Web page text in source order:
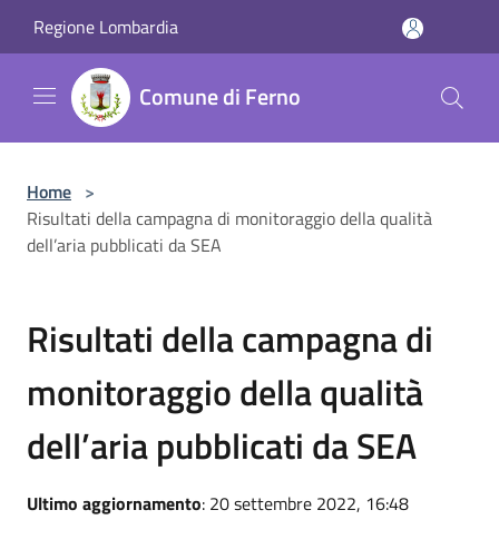
Regione Lombardia
Comune di Ferno
Home >
Risultati della campagna di monitoraggio della qualità
dell’aria pubblicati da SEA
Risultati della campagna di
monitoraggio della qualità
dell’aria pubblicati da SEA
Ultimo aggiornamento: 20 settembre 2022, 16:48